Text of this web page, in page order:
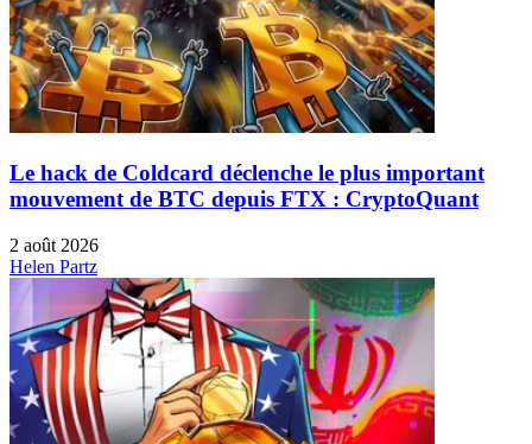
Le hack de Coldcard déclenche le plus important
mouvement de BTC depuis FTX : CryptoQuant
2 août 2026
Helen Partz